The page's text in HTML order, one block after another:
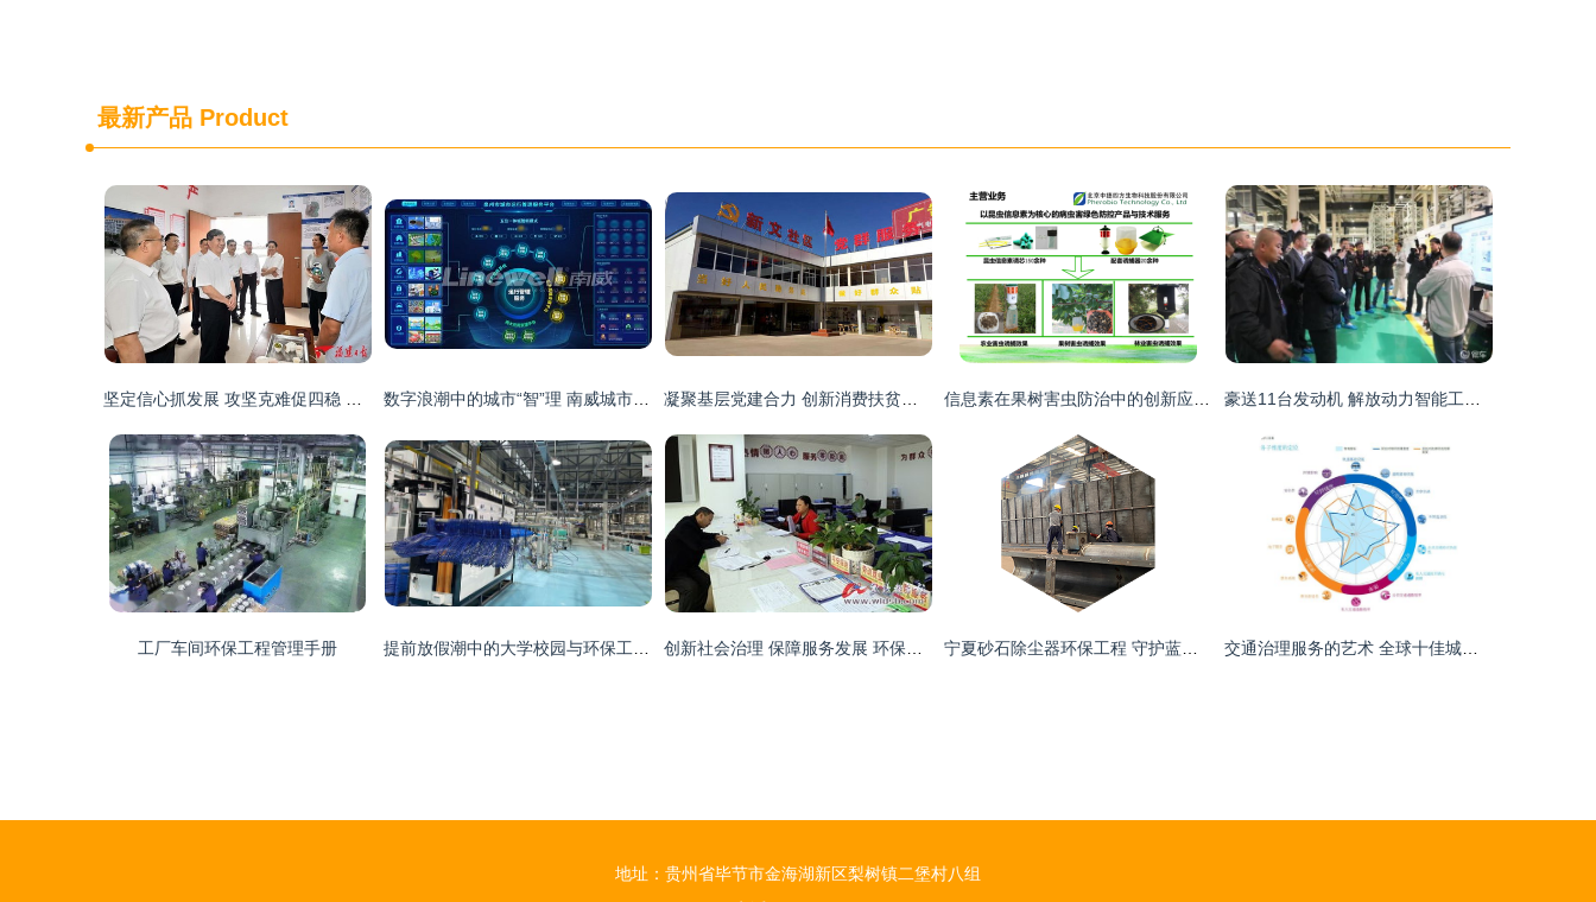
最新产品 Product
工厂车间环保工程管理手册
地址：贵州省毕节市金海湖新区梨树镇二堡村八组